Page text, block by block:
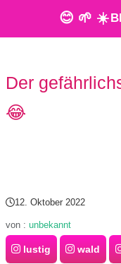
😊 🌱 ☀️
n
l
e
T
o
Der
😂
12. Oktober 2022
von : unbekannt
lustig wald